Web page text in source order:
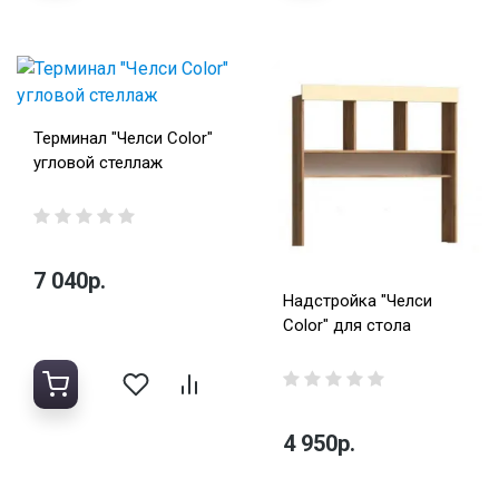
Терминал "Челси Color"
угловой стеллаж
7 040р.
Надстройка "Челси
Color" для стола
4 950р.